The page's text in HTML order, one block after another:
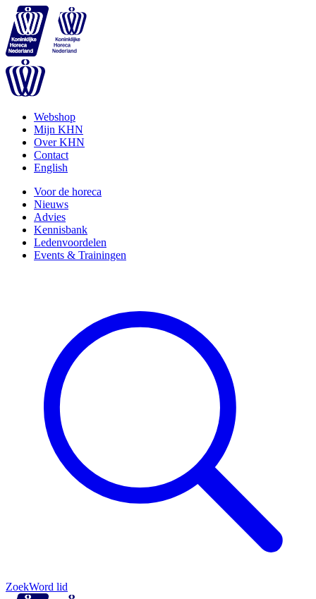
Webshop
Mijn KHN
Over KHN
Contact
English
Voor de horeca
Nieuws
Advies
Kennisbank
Ledenvoordelen
Events & Trainingen
ZoekWord lid